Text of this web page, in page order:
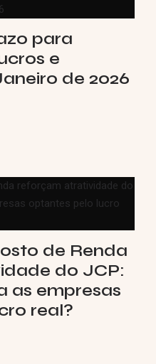
para
e
de 2026
de Renda
do JCP:
as empresas
real?